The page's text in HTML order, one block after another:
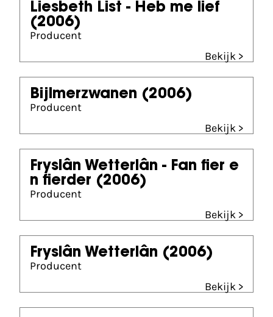
Liesbeth List - Heb me lief
(2006)
Producent
Bekijk >
Bijlmerzwanen (2006)
Producent
Bekijk >
Fryslân Wetterlân - Fan fier e
n fierder (2006)
Producent
Bekijk >
Fryslân Wetterlân (2006)
Producent
Bekijk >